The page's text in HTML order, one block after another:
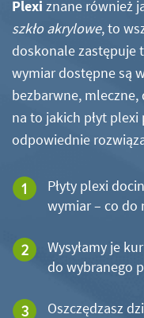
Plexi znane również
szkło akrylowe, to
doskonale zastępuje
wymiar dostępne są
bezbarwne, mleczne,
na to jakich płyt
odpowiednie
Płyty plexi
wymiar – co do
Wysyłamy je
do wybranego
Oszczędzasz